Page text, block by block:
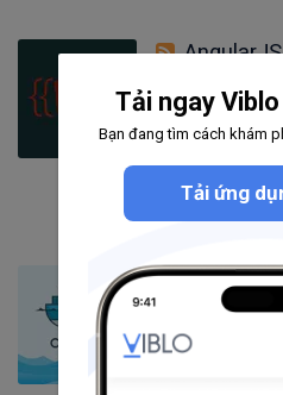
AngularJS
300bài viết
9câu hỏi
Theo dõi
Docker
591bài viết
Tải ngay
Bạn đang tìm cách khám
Tải ứng